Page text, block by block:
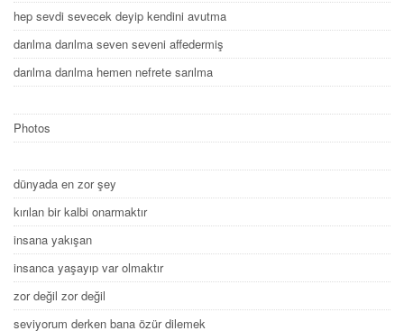
hep sevdi sevecek deyip kendini avutma
darılma darılma seven seveni affedermiş
darılma darılma hemen nefrete sarılma
Photos
dünyada en zor şey
kırılan bir kalbi onarmaktır
insana yakışan
insanca yaşayıp var olmaktır
zor değil zor değil
seviyorum derken bana özür dilemek